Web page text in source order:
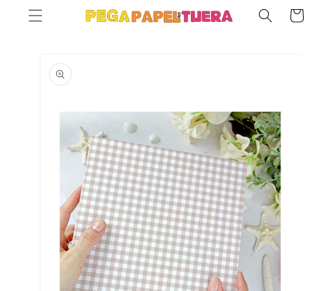
SKIP TO
CONTENT
Cart
PRODUCT
INFORMATION